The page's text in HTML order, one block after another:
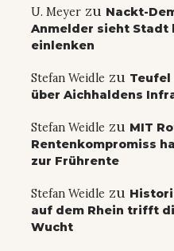
U. Meyer zu Nackt-
Anmelder sieht Stadt
einlenken
Stefan Weidle zu Teufel
über Aichhaldens
Stefan Weidle zu MIT
Rentenkompromiss
zur Frührente
Stefan Weidle zu
auf dem Rhein trifft
Wucht